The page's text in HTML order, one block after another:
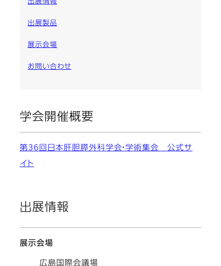
出展情報
出展製品
展示会場
お問い合わせ
学会開催概要
第36回日本肝胆膵外科学会・学術集会 公式サ
イト
出展情報
展示会場
広島国際会議場